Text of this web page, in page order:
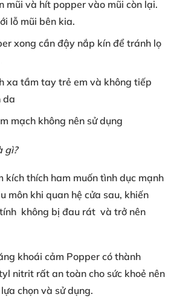
mũi và hít popper vào mũi còn lại.
lỗ mũi bên kia.
xong cần đậy nắp kín để tránh lọ
xa tầm tay trẻ em và không tiếp
da
mạch không nên sử dụng
gì?
kích thích ham muốn tình dục mạnh
môn khi quan hệ cửa sau, khiến
không bị đau rát và trở nên
khoái cảm Popper có thành
nitrit rất an toàn cho sức khoẻ nên
chọnvà sử dụng.